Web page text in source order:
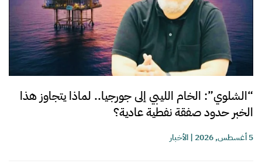
“الشلوي”: الخام الليبي إلى جورجيا.. لماذا يتجاوز هذا
الخبر حدود صفقة نفطية عادية؟
5 أغسطس, 2026 |الأخبار